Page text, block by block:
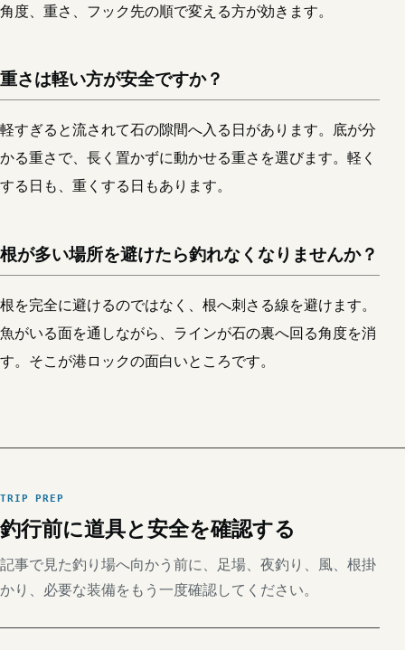
角度、重さ、フック先の順で変える方が効きます。
重さは軽い方が安全ですか？
軽すぎると流されて石の隙間へ入る日があります。底が分
かる重さで、長く置かずに動かせる重さを選びます。軽く
する日も、重くする日もあります。
根が多い場所を避けたら釣れなくなりませんか？
根を完全に避けるのではなく、根へ刺さる線を避けます。
魚がいる面を通しながら、ラインが石の裏へ回る角度を消
す。そこが港ロックの面白いところです。
TRIP PREP
釣行前に道具と安全を確認する
記事で見た釣り場へ向かう前に、足場、夜釣り、風、根掛
かり、必要な装備をもう一度確認してください。